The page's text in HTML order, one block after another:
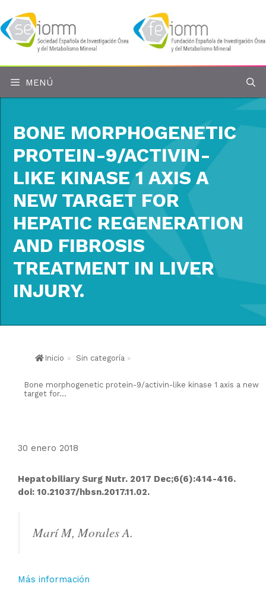
al
contenido
MENÚ
BONE MORPHOGENETIC
PROTEIN-9/ACTIVIN-
LIKE KINASE 1 AXIS A
NEW TARGET FOR
HEPATIC REGENERATION
AND FIBROSIS
TREATMENT IN LIVER
INJURY.
Inicio » Sin categoría »
Bone morphogenetic protein-9/activin-like kinase 1 axis a new
target for...
30 enero 2018
Hepatobiliary Surg Nutr. 2017 Dec;6(6):414-416.
doi: 10.21037/hbsn.2017.11.02.
Marí M, Morales A.
Más información